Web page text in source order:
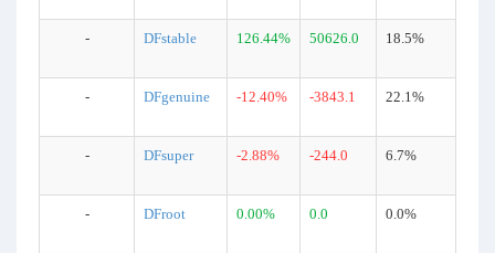
- DFstable 126.44% 50626.0 18.5%
- DFgenuine -12.40% -3843.1 22.1%
- DFsuper -2.88% -244.0 6.7%
- DFroot 0.00% 0.0 0.0%